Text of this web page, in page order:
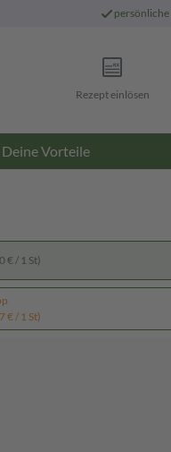
persönliche
Rezept einlösen
Deine Vorteile
€ / 1 St)
€ / 1 St)